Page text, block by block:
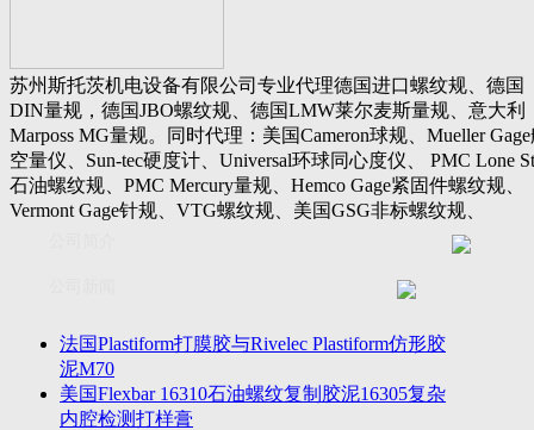
公司新闻
行业动态
设备展厅
资料下载
视频下载
资料下载
软件下载
苏州斯托茨机电设备有限公司专业代理德国进口螺纹规、德国
DIN量规，德国JBO螺纹规、德国LMW莱尔麦斯量规、意大利
Marposs MG量规。同时代理：美国Cameron球规、Mueller
空量仪、Sun-tec硬度计、Universal环球同心度仪、 PMC Lone
石油螺纹规、PMC Mercury量规、Hemco Gage紧固件螺纹规、
Vermont Gage针规、VTG螺纹规、美国GSG非标螺纹规、
Threadcheck航空螺纹规、 Westport医疗螺纹规、英国
惠氏螺纹规、Tru-thread石油螺纹规、美国Gagemaker单项仪，
士TESA测高仪、德国Mahr马尔粗糙度仪、数显深度尺、东精
影像仪、英国Zodiac gauge、英国Original Gauge螺纹规等。
法国Plastiform打膜胶与Rivelec Plastiform仿形胶
泥M70
美国Flexbar 16310石油螺纹复制胶泥16305复杂
内腔检测打样膏